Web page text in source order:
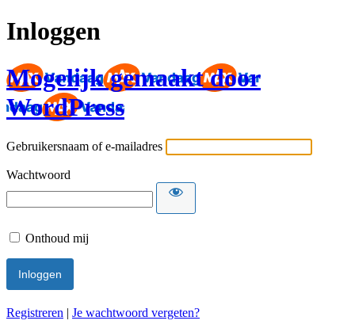
Inloggen
Mogelijk gemaakt door
WordPress
Gebruikersnaam of e-mailadres
Wachtwoord
Onthoud mij
Registreren | Je wachtwoord vergeten?